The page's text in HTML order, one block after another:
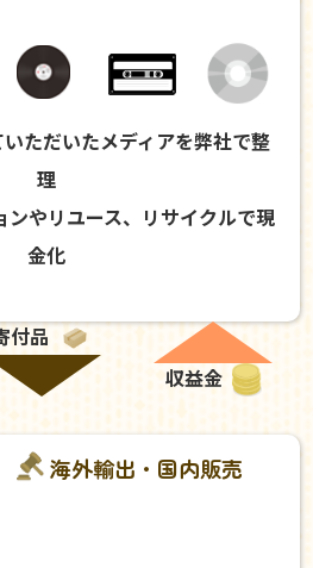
たメディアを弊社で整
理
ンやリユース、リサイクルで現
金化
付品
収益金
海外輸出・国内販売